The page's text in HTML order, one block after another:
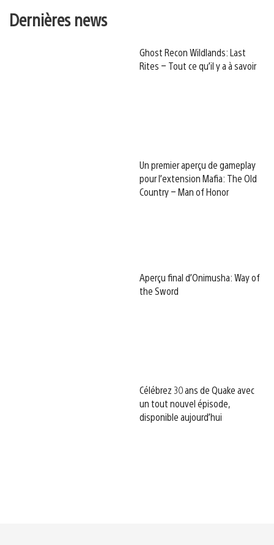
Dernières news
Ghost Recon Wildlands: Last
Rites – Tout ce qu’il y a à savoir
Un premier aperçu de gameplay
pour l’extension Mafia: The Old
Country – Man of Honor
Aperçu final d’Onimusha: Way of
the Sword
Célébrez 30 ans de Quake avec
un tout nouvel épisode,
disponible aujourd’hui